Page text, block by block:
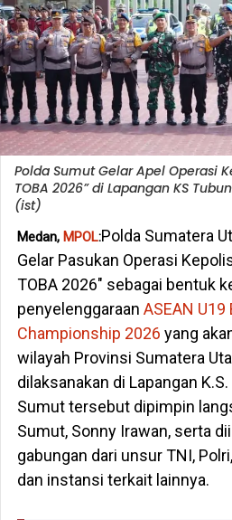
Polda Sumut Gelar Apel Operasi
TOBA 2026” di Lapangan KS
(ist)
Medan, MPOL:Polda Sumatera
Gelar Pasukan Operasi
TOBA 2026" sebagai bentuk
penyelenggaraan ASEAN
Championship 2026 yang
wilayah Provinsi Sumatera
dilaksanakan di Lapangan
Sumut tersebut dipimpin
Sumut, Sonny Irawan, serta
gabungan dari unsur TNI,
dan instansi terkait lainnya.